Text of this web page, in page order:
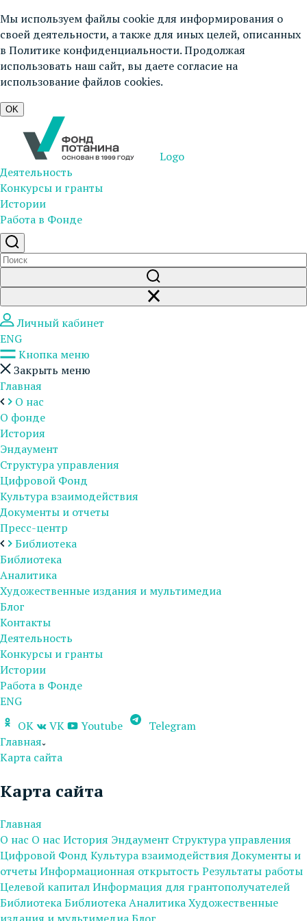
Мы используем файлы cookie для информирования о
своей деятельности, а также для иных целей, описанных
в Политике конфиденциальности. Продолжая
использовать наш сайт, вы даете согласие на
использование файлов cookies.
OK
Logo
Деятельность
Конкурсы и гранты
Истории
Работа в Фонде
Личный кабинет
ENG
Кнопка меню
Закрыть меню
Главная
О нас
О фонде
История
Эндаумент
Структура управления
Цифровой Фонд
Культура взаимодействия
Документы и отчеты
Пресс-центр
Библиотека
Библиотека
Аналитика
Художественные издания и мультимедиа
Блог
Контакты
Деятельность
Конкурсы и гранты
Истории
Работа в Фонде
ENG
OK
VK Youtube
Telegram
Главная
Карта сайта
Карта сайта
Главная
О нас О нас История Эндаумент Структура управления
Цифровой Фонд Культура взаимодействия Документы и
отчетыИнформационная открытость Результаты работы
Целевой капиталИнформация для грантополучателей
БиблиотекаБиблиотекаАналитикаХудожественные